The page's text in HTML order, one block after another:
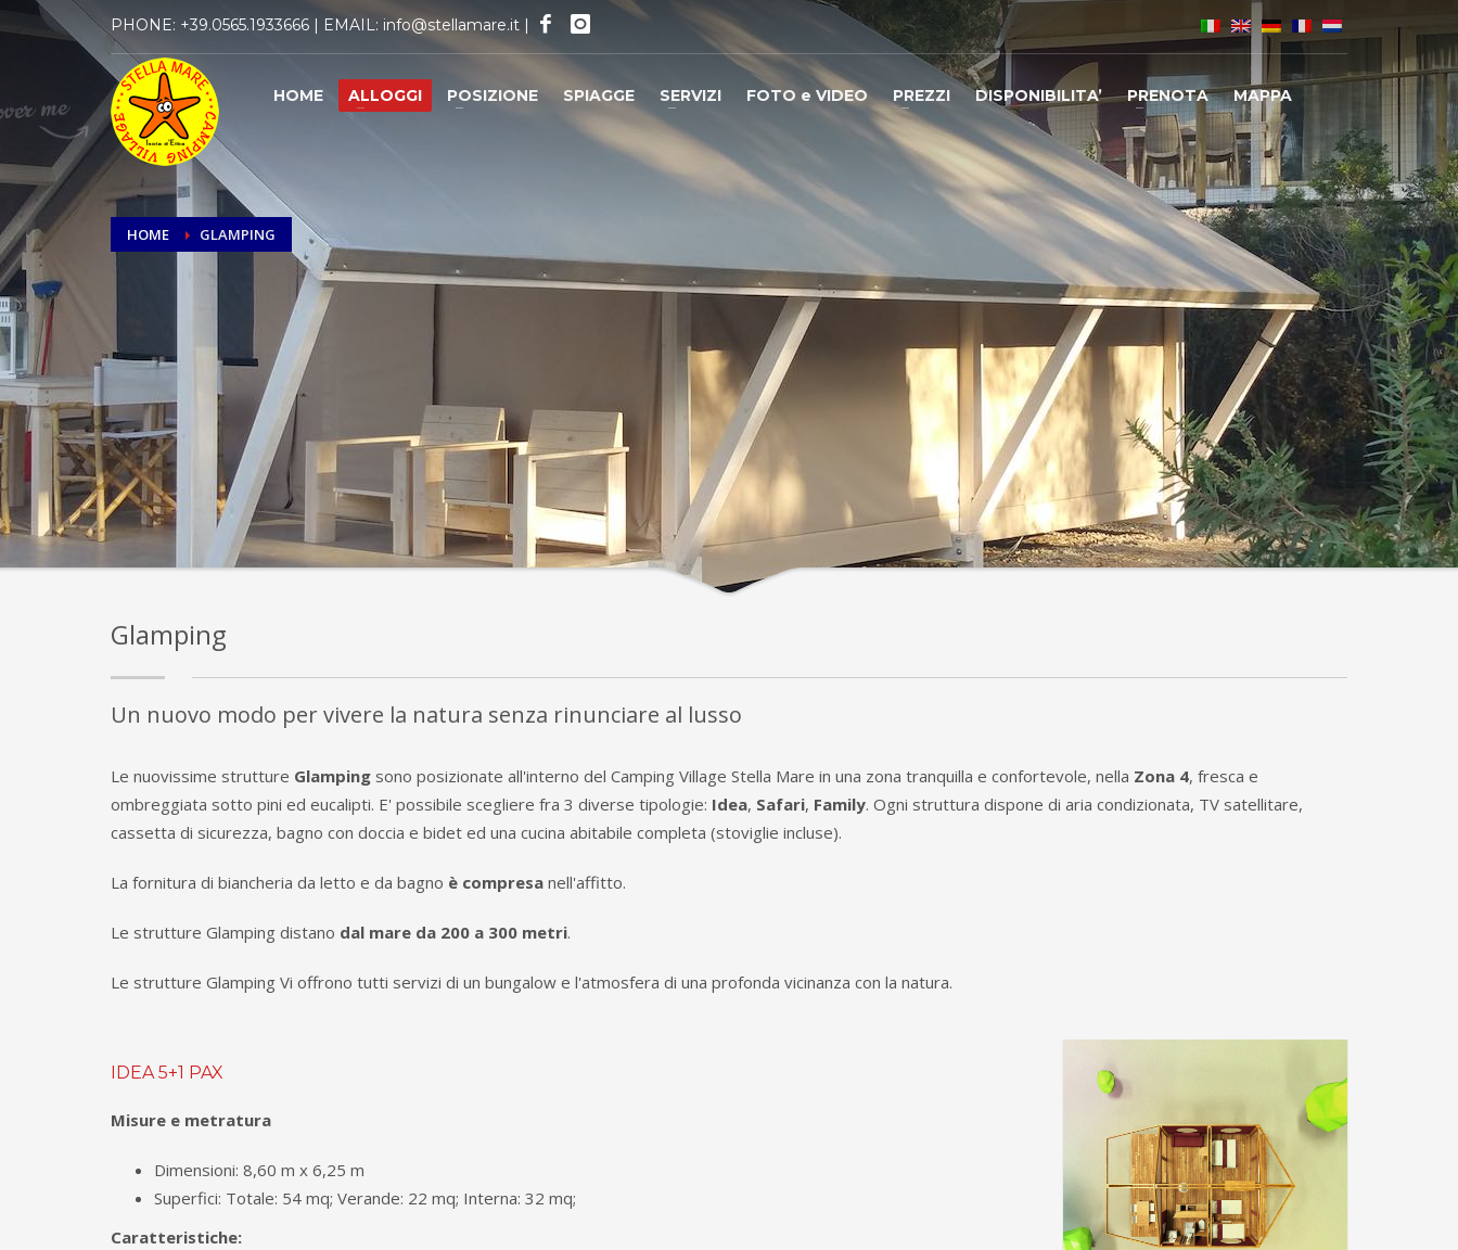
PHONE: +39.0565.1933666 | EMAIL: info@stellamare.it |
HOME ALLOGGI POSIZIONE SPIAGGE SERVIZI FOTO e VIDEO PREZZI DISPONIBILITA’ PRENOTA MAPPA
HOME GLAMPING
Glamping
Un nuovo modo per vivere la natura senza rinunciare al lusso
Le nuovissime strutture Glamping sono posizionate all'interno del Camping Village Stella Mare in una zona tranquilla e confortevole, nella Zona 4, fresca e
ombreggiata sotto pini ed eucalipti. E' possibile scegliere fra 3 diverse tipologie: Idea, Safari, Family. Ogni struttura dispone di aria condizionata, TV satellitare,
cassetta di sicurezza, bagno con doccia e bidet ed una cucina abitabile completa (stoviglie incluse).
La fornitura di biancheria da letto e da bagno è compresa nell'affitto.
Le strutture Glamping distano dal mare da 200 a 300 metri.
Le strutture Glamping Vi offrono tutti servizi di un bungalow e l'atmosfera di una profonda vicinanza con la natura.
IDEA 5+1 PAX
Misure e metratura
Dimensioni: 8,60 m x 6,25 m
Superfici: Totale: 54 mq; Verande: 22 mq; Interna: 32 mq;
Caratteristiche: